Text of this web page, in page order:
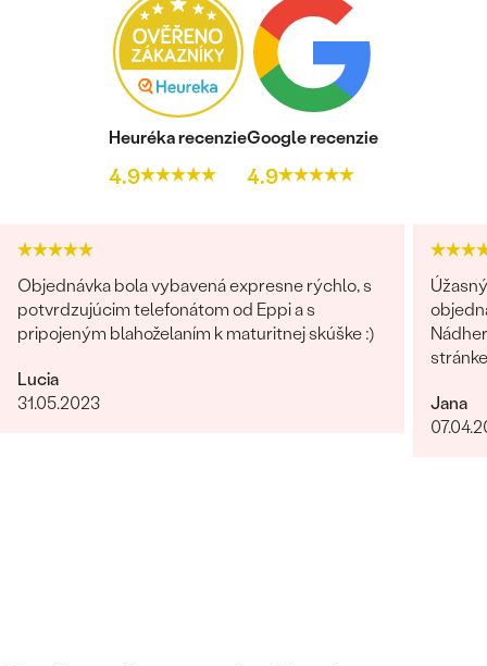
Heuréka recenzie
4.9
Google recenzie
4.9
Objednávka bola vybavená expresne rýchlo, s
potvrdzujúcim telefonátom od Eppi a s
pripojeným blahoželaním k maturitnej skúške :)
Lucia
31.05.2023
Jana